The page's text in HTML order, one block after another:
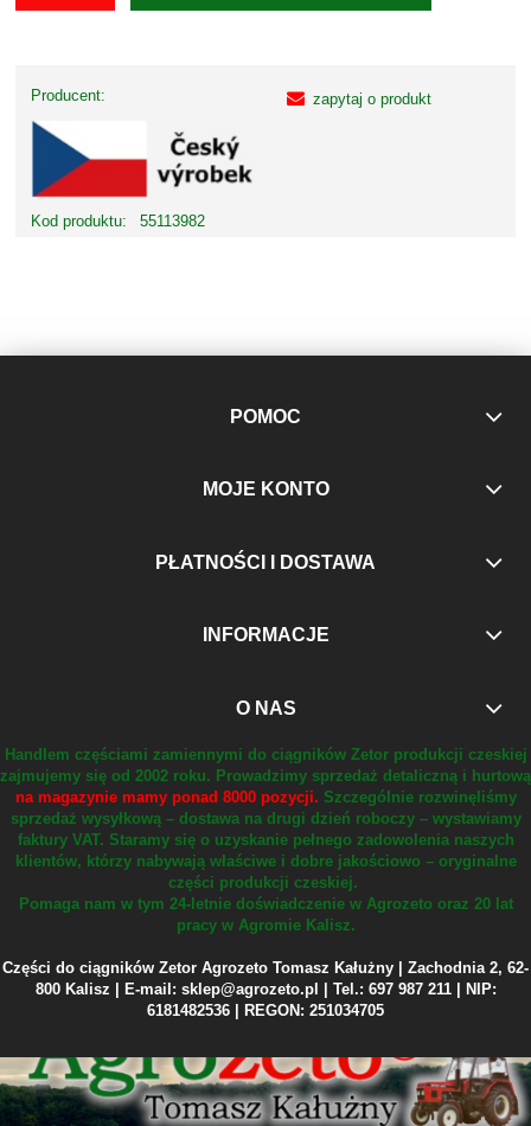
Producent:
Kod produktu: 55113982
zapytaj o produkt
POMOC
MOJE KONTO
PŁATNOŚCI I DOSTAWA
INFORMACJE
O NAS
Handlem częściami zamiennymi do ciągników Zetor produkcji czeskiej
zajmujemy się od 2002 roku. Prowadzimy sprzedaż detaliczną i hurtową
na magazynie mamy ponad 8000 pozycji. Szczególnie rozwinęliśmy
sprzedaż wysyłkową – dostawa na drugi dzień roboczy – wystawiamy
faktury VAT. Staramy się o uzyskanie pełnego zadowolenia naszych
klientów, którzy nabywają właściwe i dobre jakościowo – oryginalne
części produkcji czeskiej.
Pomaga nam w tym 24-letnie doświadczenie w Agrozeto oraz 20 lat
pracy w Agromie Kalisz.
Części do ciągników Zetor Agrozeto Tomasz Kałużny | Zachodnia 2, 62-
800 Kalisz | E-mail: sklep@agrozeto.pl | Tel.: 697 987 211 | NIP:
6181482536 | REGON: 251034705